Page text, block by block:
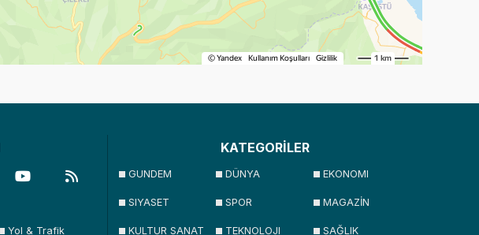
Yol & Trafik
KATEGORİLER
GUNDEM DÜNYA EKONOMI
SIYASET SPOR MAGAZİN
KULTUR SANAT TEKNOLOJI SAĞLIK